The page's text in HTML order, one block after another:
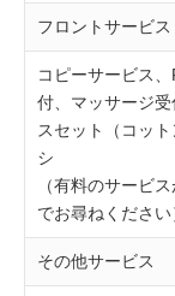
フロントサービス
コピーサービス
付、マッサージ
スセット（コッ
シ
（有料のサービ
でお尋ねください
その他サービス